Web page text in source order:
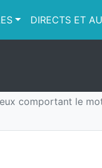
DIRECTS ET
comportant le